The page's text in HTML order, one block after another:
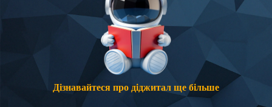
Дізнавайтеся про діджитал ще більше